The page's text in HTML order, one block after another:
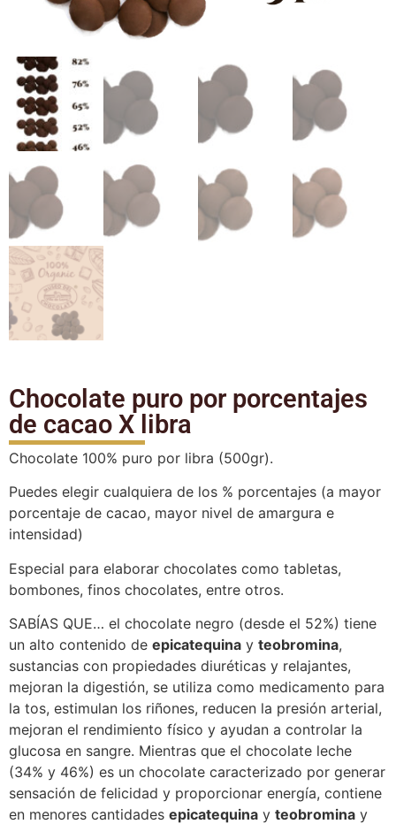
Chocolate puro por porcentajes
de cacao X libra
Chocolate 100% puro por libra (500gr).
Puedes elegir cualquiera de los % porcentajes (a mayor
porcentaje de cacao, mayor nivel de amargura e
intensidad)
Especial para elaborar chocolates como tabletas,
bombones, finos chocolates, entre otros.
SABÍAS QUE… el chocolate negro (desde el 52%) tiene
un alto contenido de epicatequina y teobromina,
sustancias con propiedades diuréticas y relajantes,
mejoran la digestión, se utiliza como medicamento para
la tos, estimulan los riñones, reducen la presión arterial,
mejoran el rendimiento físico y ayudan a controlar la
glucosa en sangre. Mientras que el chocolate leche
(34% y 46%) es un chocolate caracterizado por generar
sensación de felicidad y proporcionar energía, contiene
en menores cantidades epicatequina y teobromina y